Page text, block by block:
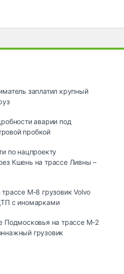
заплатил крупный
аварии под
пробкой
по нацпроекту
Кшень на трассе Ливны –
М-8 грузовик Volvo
с иномарками
Подмосковья на трассе М-2
грузовик